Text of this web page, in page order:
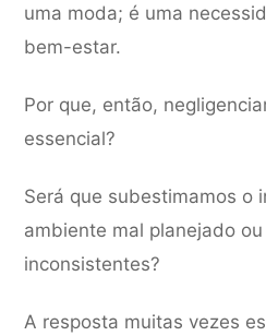
uma moda; é uma
bem-estar.
Por que, então,
essencial?
Será que subestimamos o
ambiente mal planejado
inconsistentes?
A resposta muitas vezes